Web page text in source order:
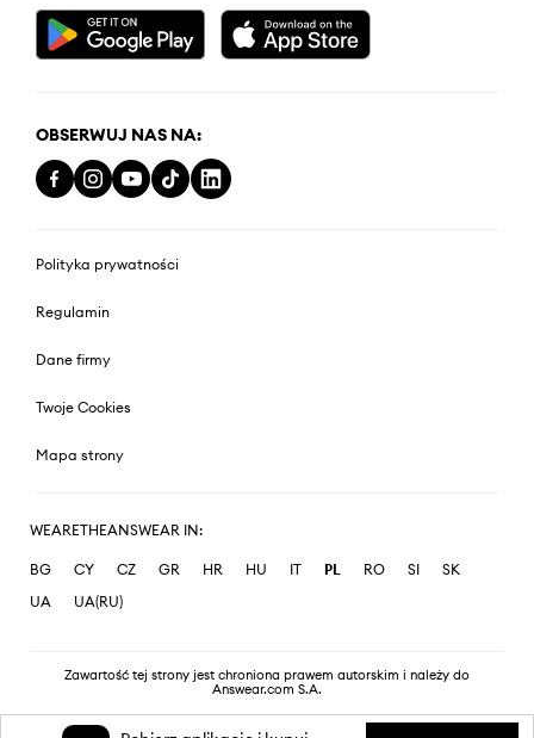
OBSERWUJ NAS NA:
Polityka prywatności
Regulamin
Dane firmy
Twoje Cookies
Mapa strony
WEARETHEANSWEAR IN:
BG CY CZ GR HR HU IT PL RO SI
SK
UA
UA(RU)
Zawartość tej strony jest chroniona prawem autorskim i należy do
Answear.com S.A.